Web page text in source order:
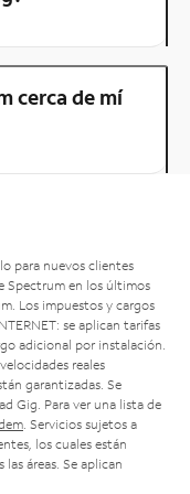
cerca de mí
para nuevos clientes
Spectrum en los últimos
Los impuestos y cargos
se aplican tarifas
adicional por instalación.
reales
garantizadas. Se
Gig. Para ver una lista de
. Servicios sujetos a
los cuales están
áreas. Se aplican